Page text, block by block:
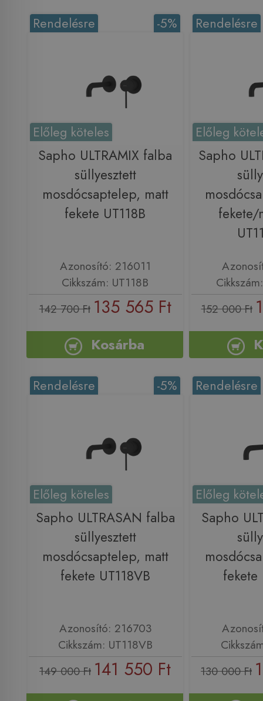
-5%
Rendelésre
Előleg köteles
Sapho ULTRAMIX falba
süllyesztett
mosdócsaptelep, matt
fekete UT118B
Azonosító: 216011
Cikkszám: UT118B
142 700 Ft 135 565 Ft
Kosárba
Rendelésre
Előleg
Sapho
fekete/
152 000 Ft
-5%
Rendelésre
Előleg köteles
Sapho ULTRASAN falba
süllyesztett
mosdócsaptelep, matt
fekete UT118VB
Azonosító: 216703
Cikkszám: UT118VB
149 000 Ft 141 550 Ft
Rendelésre
Előleg
Sapho
fekete
130 000 Ft